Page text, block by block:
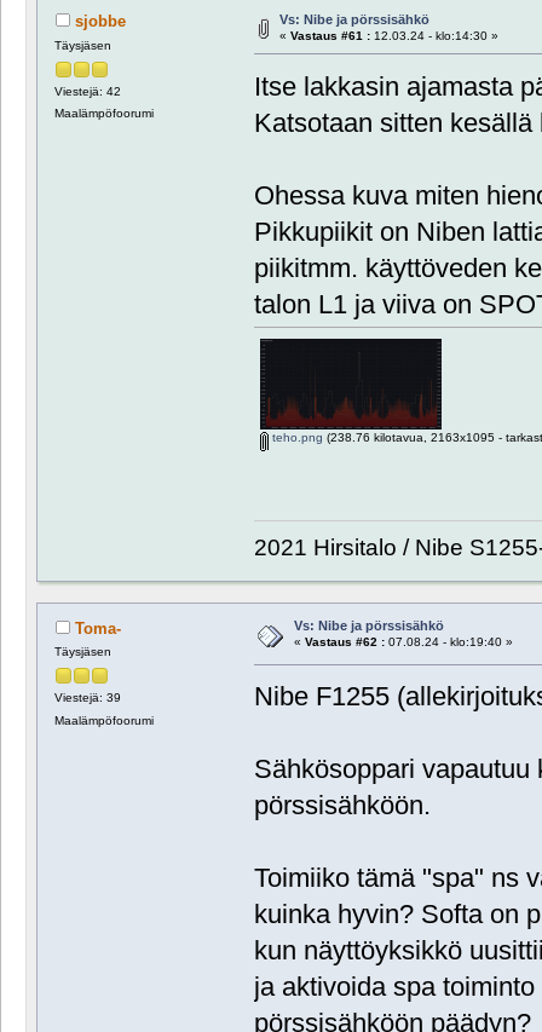
sjobbe
Täysjäsen
Viestejä: 42
Maalämpöfoorumi
Vs: Nibe ja pörssisähkö
« Vastaus #61 :12.03.24 - klo:14:30 »
Itse lakkasin ajamasta
Katsotaan sitten
Ohessa kuva miten
Pikkupiikit on Niben
piikitmm. käyttöveden
talon L1 ja viiva on
teho.png (238.76 kilotavua, 2163x1095 -
2021 Hirsitalo / Nibe
Toma-
Täysjäsen
Viestejä: 39
Maalämpöfoorumi
Vs: Nibe ja pörssisähkö
« Vastaus #62 :07.08.24 - klo:19:40 »
Nibe F1255
Sähkösoppari
pörssisähköön.
Toimiiko tämä "spa" ns
kuinka hyvin? Softa on
kun näyttöyksikkö
ja aktivoida spa
pörssisähköön päädyn?